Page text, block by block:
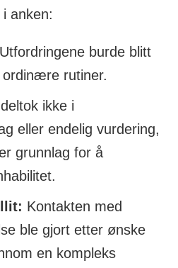
anken:
Utfordringene burde blitt
ordinære rutiner.
ikke i
eller endelig vurdering,
grunnlag for å
Kontakten med
ble gjort etter ønske
en kompleks